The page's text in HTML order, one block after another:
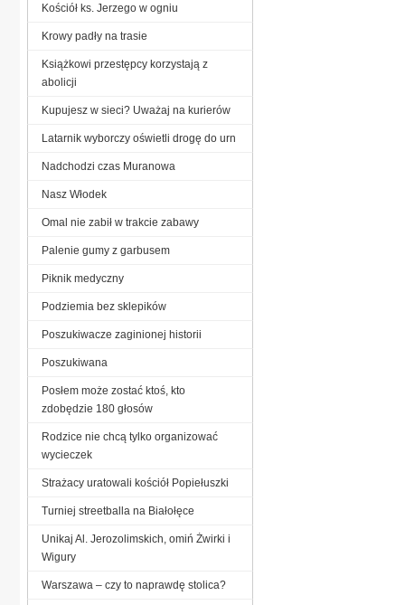
Kościół ks. Jerzego w ogniu
Krowy padły na trasie
Książkowi przestępcy korzystają z
abolicji
Kupujesz w sieci? Uważaj na kurierów
Latarnik wyborczy oświetli drogę do urn
Nadchodzi czas Muranowa
Nasz Włodek
Omal nie zabił w trakcie zabawy
Palenie gumy z garbusem
Piknik medyczny
Podziemia bez sklepików
Poszukiwacze zaginionej historii
Poszukiwana
Posłem może zostać ktoś, kto
zdobędzie 180 głosów
Rodzice nie chcą tylko organizować
wycieczek
Strażacy uratowali kościół Popiełuszki
Turniej streetballa na Białołęce
Unikaj Al. Jerozolimskich, omiń Żwirki i
Wigury
Warszawa – czy to naprawdę stolica?